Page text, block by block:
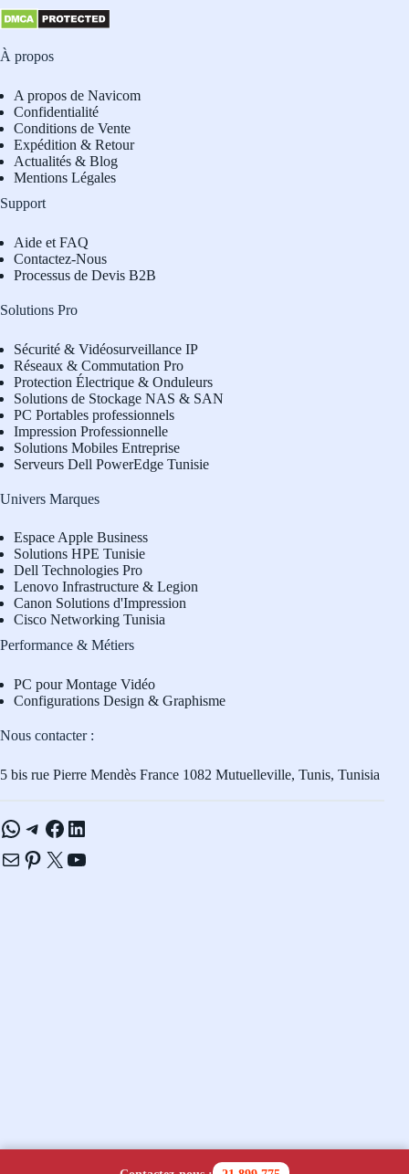
À propos
A propos de Navicom
Confidentialité
Conditions de Vente
Expédition & Retour
Actualités & Blog
Mentions Légales
Support
Aide et FAQ
Contactez-Nous
Processus de Devis B2B
Solutions Pro
Sécurité & Vidéosurveillance IP
Réseaux & Commutation Pro
Protection Électrique & Onduleurs
Solutions de Stockage NAS & SAN
PC Portables professionnels
Impression Professionnelle
Solutions Mobiles Entreprise
Serveurs Dell PowerEdge Tunisie
Univers Marques
Espace Apple Business
Solutions HPE Tunisie
Dell Technologies Pro
Lenovo Infrastructure & Legion
Canon Solutions d'Impression
Cisco Networking Tunisia
Performance & Métiers
PC pour Montage Vidéo
Configurations Design & Graphisme
Nous contacter :
5 bis rue Pierre Mendès France 1082 Mutuelleville, Tunis, Tunisia
WhatsApp
Telegram
Facebook
LinkedIn
E-mailPinterest
X YouTube
Copyright © 2026 - Navicom Tunisie